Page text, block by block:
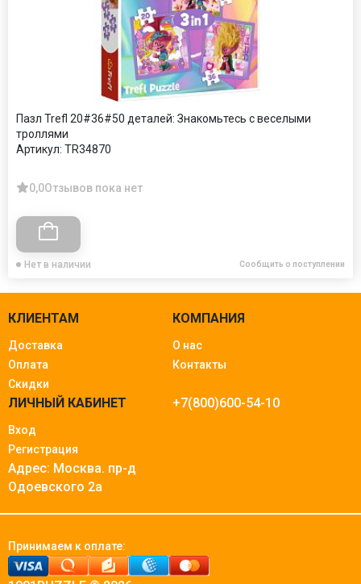
Пазл Trefl 20#36#50 деталей: Знакомьтесь с веселыми
троллями
Артикул: TR34870
0,0Отзывов пока нет
Нет в наличии Сообщить о поступлении
КЛИЕНТАМ
Доставка
Оплата
Скидки
КОМПАНИЯ
О нас
Контакты
ЛИЧНЫЙ КАБИНЕТ
Вход
Регистрация
+7(800)600-54-10
Адрес: Москва. пр-д
Одоевского 2а
Принимаем к оплате: